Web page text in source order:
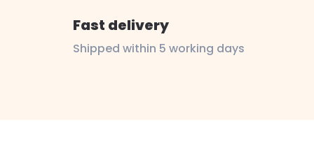
Fast delivery
Shipped within 5 working days